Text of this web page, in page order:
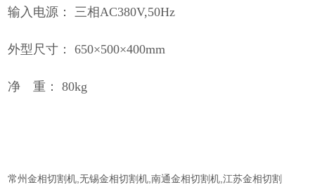
输入电源： 三相AC380V,50Hz
外型尺寸： 650×500×400mm
净 重： 80kg
常州金相切割机,无锡金相切割机,南通金相切割机,江苏金相切割